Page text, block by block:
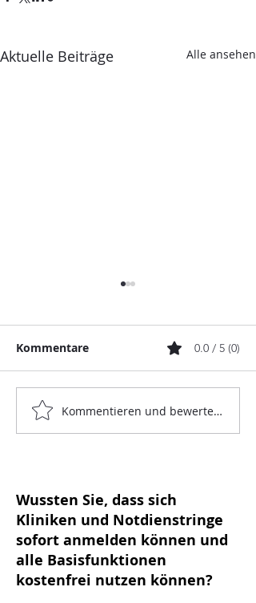
Aktuelle Beiträge Alle ansehen
Notdienst am Limit:
Zwischen neuer GOT,
Kommentare 0.0 / 5 (0)
Kommentieren und bewerten...
Wussten Sie, dass sich
Kliniken und Notdienstringe
sofort anmelden können und
alle Basisfunktionen
kostenfrei nutzen können?